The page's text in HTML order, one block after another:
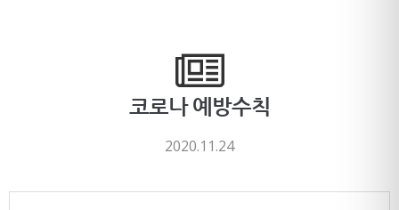
코로나 예방수칙
2020.11.24